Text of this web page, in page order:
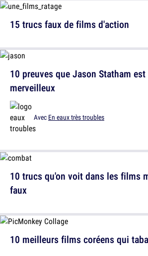
15 trucs faux de films d'action
10 trucs qu'on voit dans les films
faux
10 preuves que Jason Statham
merveilleux
Avec En eaux très troubles
10 meilleurs films coréens qui